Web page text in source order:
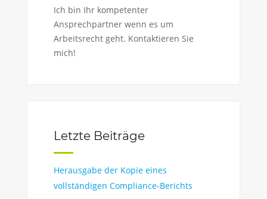
Ich bin Ihr kompetenter
Ansprechpartner wenn es um
Arbeitsrecht geht. Kontaktieren Sie
mich!
Letzte Beiträge
Herausgabe der Kopie eines
vollständigen Compliance-Berichts